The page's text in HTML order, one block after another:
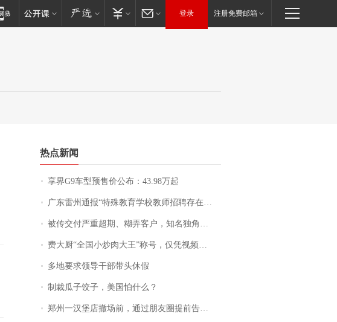
登录 注册免费邮箱
热点新闻
享界G9车型预售价公布：43.98万起
广东雷州通报“特殊教育学校教师招聘存在违规行为”：已启动问责程序 副校长被停职
被传交付严重超期、糊弄客户，知名独角兽车企创始人回应：都没证据，将依法采取措施，“本人长期与美国交管局保持沟通，对方表示肯定”
费大厨“全国小炒肉大王”称号，仅凭视频评出？中国烹饪协会回应
多地要求领导干部带头休假
制裁瓜子饺子，美国怕什么？
郑州一汉堡店撤场前，通过朋友圈提前告知逐一退费，有顾客仅剩1元也全被退回，分文不少；顾客：言而有信，让人感动